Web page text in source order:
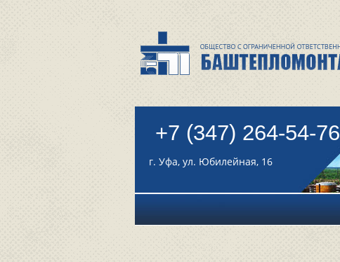
+7 (347) 264-54-76
г. Уфа, ул. Юбилейная, 16